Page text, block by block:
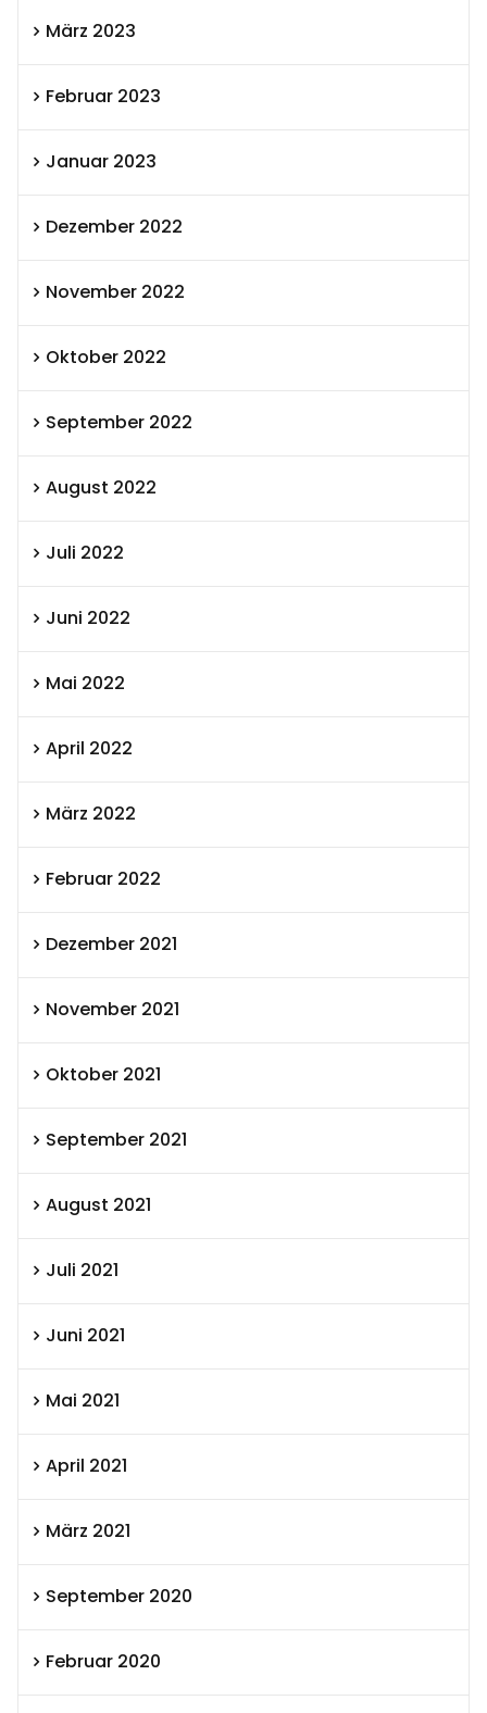
März 2023
Februar 2023
Januar 2023
Dezember 2022
November 2022
Oktober 2022
September 2022
August 2022
Juli 2022
Juni 2022
Mai 2022
April 2022
März 2022
Februar 2022
Dezember 2021
November 2021
Oktober 2021
September 2021
August 2021
Juli 2021
Juni 2021
Mai 2021
April 2021
März 2021
September 2020
Februar 2020